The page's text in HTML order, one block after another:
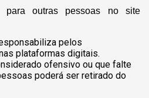
para outras pessoas no site
pelos
plataformas digitais.
ofensivo ou que falte
poderá ser retirado do